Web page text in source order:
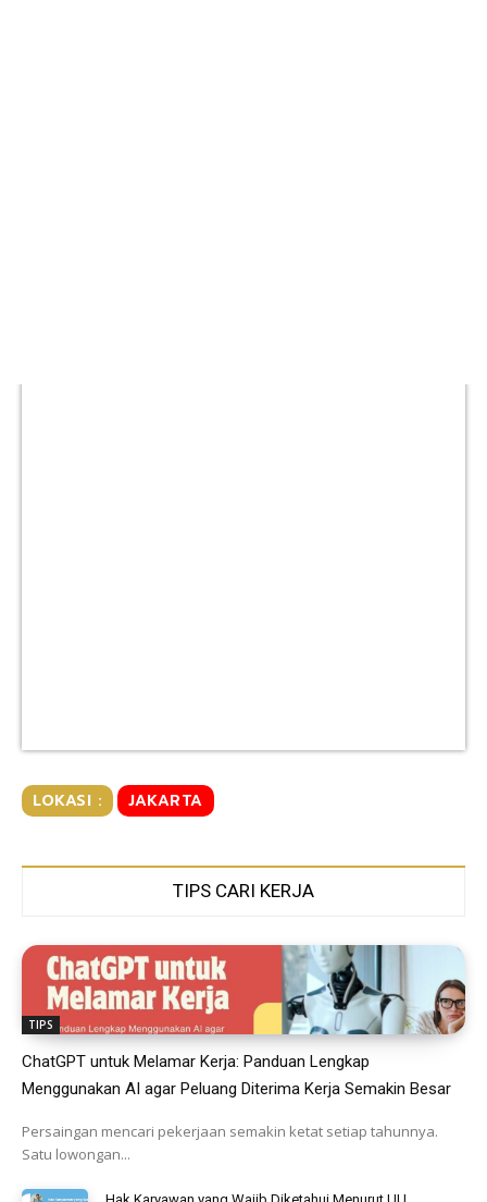
LOKASI : JAKARTA
TIPS CARI KERJA
TIPS
ChatGPT untuk Melamar Kerja: Panduan Lengkap
Menggunakan AI agar Peluang Diterima Kerja Semakin Besar
Persaingan mencari pekerjaan semakin ketat setiap tahunnya.
Satu lowongan...